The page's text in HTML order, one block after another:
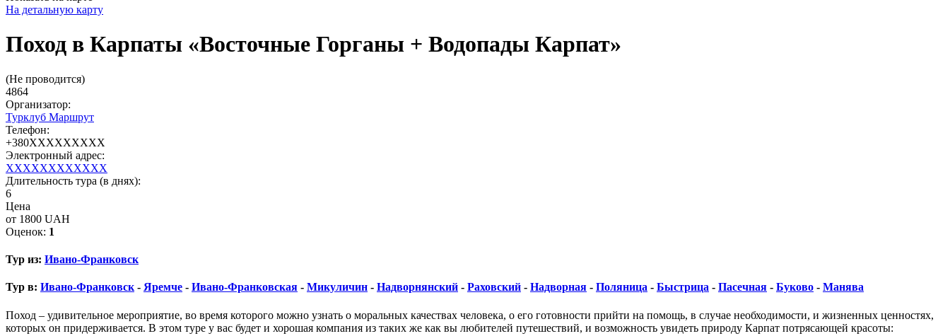
На детальную карту
Поход в Карпаты «Восточные Горганы + Водопады Карпат»
(Не проводится)
4864
Организатор:
Турклуб Маршрут
Телефон:
+380XXXXXXXXX
Электронный адрес:
XXXXXXXXXXXX
Длительность тура (в днях):
6
Цена
от 1800 UAH
Оценок: 1
Тур из: Ивано-Франковск
Тур в: Ивано-Франковск- Яремче - Ивано-Франковская - Микуличин - Надворнянский - Раховский - Надворная - Поляница - Быстрица - Пасечная - Буково - Манява
Поход – удивительное мероприятие, во время которого можно узнать о моральных качествах человека, о его готовности прийти на помощь, в случае необходимости, и жизненных ценностях,
которых он придерживается. В этом туре у вас будет и хорошая компания из таких же как вы любителей путешествий, и возможность увидеть природу Карпат потрясающей красоты: